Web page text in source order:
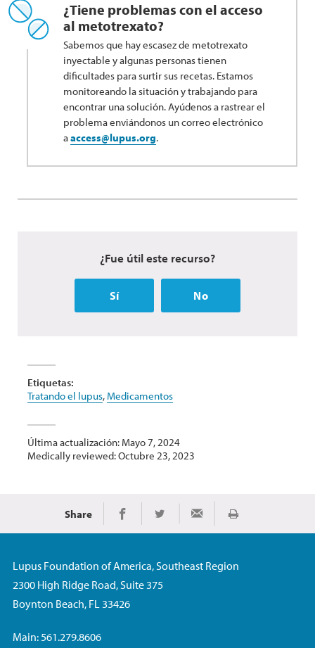
¿Tiene problemas con el acceso
al metotrexato?
Sabemos que hay escasez de metotrexato
inyectable y algunas personas tienen
dificultades para surtir sus recetas. Estamos
monitoreando la situación y trabajando para
encontrar una solución. Ayúdenos a rastrear el
problema enviándonos un correo electrónico
aaccess@lupus.org.
¿Fue útil este recurso?
Sí No
Etiquetas:
Tratando el lupus, Medicamentos
Última actualización: Mayo 7, 2024
Medically reviewed: Octubre 23, 2023
Share Share on Facebook
Share on TwitterShare via EmailImprimir
Lupus Foundation of America, Southeast Region
2300 High Ridge Road, Suite 375
Boynton Beach, FL 33426
Main: 561.279.8606